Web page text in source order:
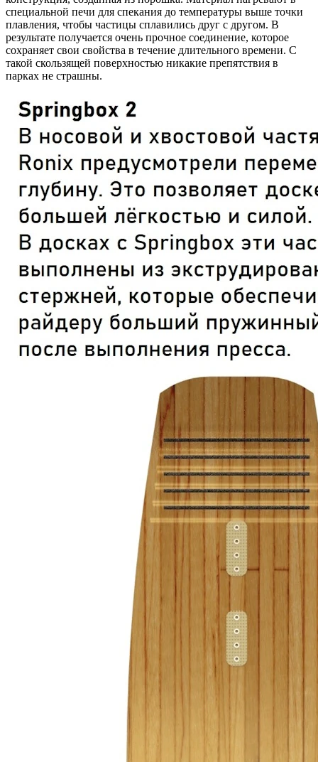
специальной печи для спекания до температуры выше точки
плавления, чтобы частицы сплавились друг с другом. В
результате получается очень прочное соединение, которое
сохраняет свои свойства в течение длительного времени. С
такой скользящей поверхностью никакие препятствия в
парках не страшны.